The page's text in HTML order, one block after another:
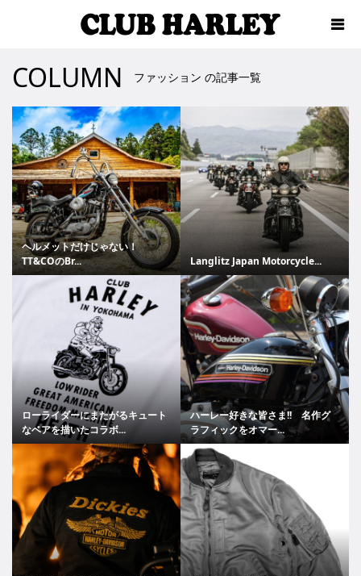
COLUMN ファッション の記事一覧
ヘルメットだけじゃない！
TT&COのBr...
Langlitz Japan Motorcycle...
ローライダーにまたがるキュート
なベアを描いたコラボ...
ハーレー好きな皆さま!! 名作グ
ラフィックをオマー...